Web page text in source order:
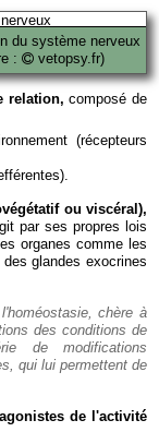
du système nerveux
:
vetopsy.fr)
relation, composé de
(récepteurs
ou viscéral),
par ses propres lois
organes comme les
glandes exocrines
chère à
des conditions de
de modifications
qui lui permettent de
de l'activité